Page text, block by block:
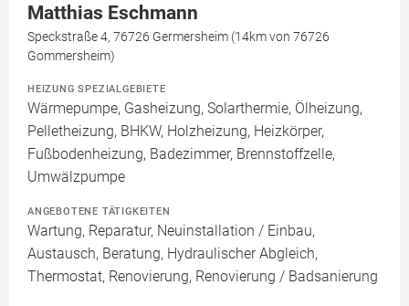
Matthias Eschmann
Speckstraße 4, 76726 Germersheim (14km von 76726
Gommersheim)
HEIZUNG SPEZIALGEBIETE
Wärmepumpe, Gasheizung, Solarthermie, Ölheizung,
Pelletheizung, BHKW, Holzheizung, Heizkörper,
Fußbodenheizung, Badezimmer, Brennstoffzelle,
Umwälzpumpe
ANGEBOTENE TÄTIGKEITEN
Wartung, Reparatur, Neuinstallation / Einbau,
Austausch, Beratung, Hydraulischer Abgleich,
Thermostat, Renovierung, Renovierung / Badsanierung